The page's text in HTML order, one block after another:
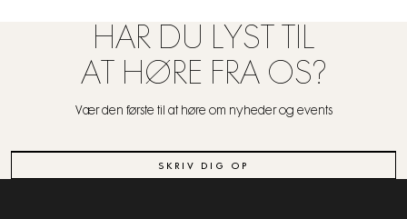
HAR DU LYST TIL
AT HØRE FRA OS?
Vær den første til at høre om nyheder og events
SKRIV DIG OP